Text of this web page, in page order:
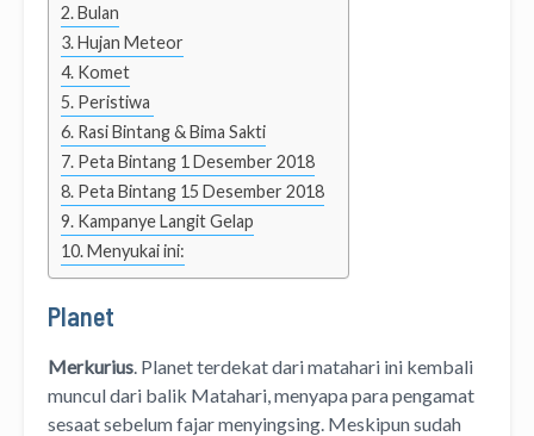
Bulan
Hujan Meteor
Komet
Peristiwa
Rasi Bintang & Bima Sakti
Peta Bintang 1 Desember 2018
Peta Bintang 15 Desember 2018
Kampanye Langit Gelap
Menyukai ini:
Planet
Merkurius . Planet terdekat dari matahari ini kembali
muncul dari balik Matahari, menyapa para pengamat
sesaat sebelum fajar menyingsing. Meskipun sudah